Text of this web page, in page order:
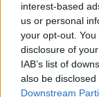
interest-based
us or personal
your opt-out.
disclosure of
IAB’s list of
also be
Downstream